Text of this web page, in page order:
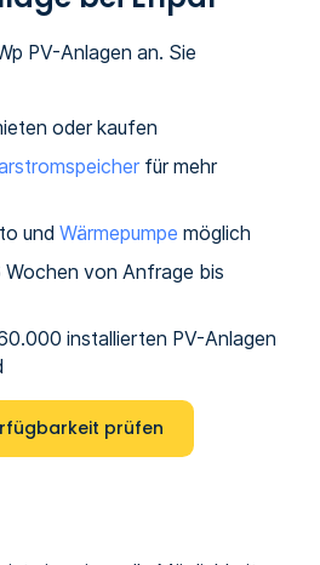
PV-Anlagen an. Sie
oder kaufen
für mehr
und Wärmepumpe möglich
von Anfrage bis
installierten PV-Anlagen
prüfen